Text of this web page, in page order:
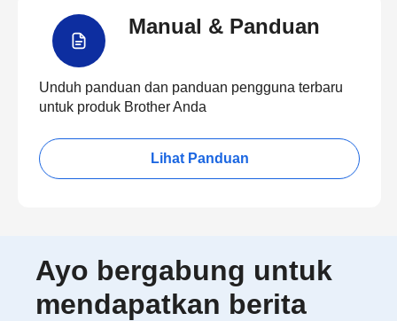
Manual & Panduan
Unduh panduan dan panduan pengguna terbaru
untuk produk Brother Anda
Lihat Panduan
Ayo bergabung untuk
mendapatkan berita